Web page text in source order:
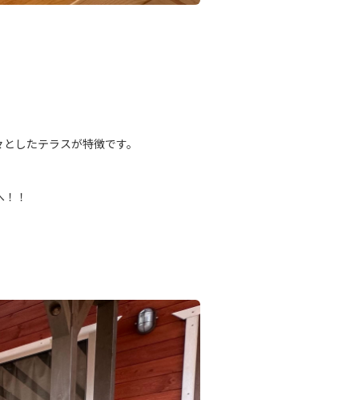
したテラスが特徴です。
！